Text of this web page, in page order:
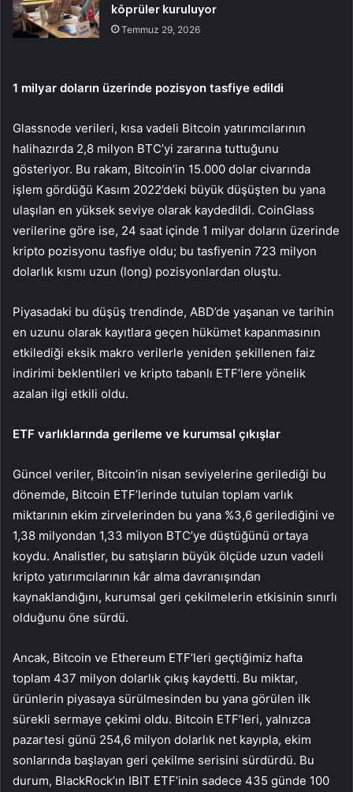
köprüler kuruluyor
Temmuz 29, 2026
1 milyar doların üzerinde pozisyon tasfiye edildi
Glassnode verileri, kısa vadeli Bitcoin yatırımcılarının
halihazırda 2,8 milyon BTC’yi zararına tuttuğunu
gösteriyor. Bu rakam, Bitcoin’in 15.000 dolar civarında
işlem gördüğü Kasım 2022’deki büyük düşüşten bu yana
ulaşılan en yüksek seviye olarak kaydedildi. CoinGlass
verilerine göre ise, 24 saat içinde 1 milyar doların üzerinde
kripto pozisyonu tasfiye oldu; bu tasfiyenin 723 milyon
dolarlık kısmı uzun (long) pozisyonlardan oluştu.
Piyasadaki bu düşüş trendinde, ABD’de yaşanan ve tarihin
en uzunu olarak kayıtlara geçen hükümet kapanmasının
etkilediği eksik makro verilerle yeniden şekillenen faiz
indirimi beklentileri ve kripto tabanlı ETF’lere yönelik
azalan ilgi etkili oldu.
ETF varlıklarında gerileme ve kurumsal çıkışlar
Güncel veriler, Bitcoin’in nisan seviyelerine gerilediği bu
dönemde, Bitcoin ETF’lerinde tutulan toplam varlık
miktarının ekim zirvelerinden bu yana %3,6 gerilediğini ve
1,38 milyondan 1,33 milyon BTC’ye düştüğünü ortaya
koydu. Analistler, bu satışların büyük ölçüde uzun vadeli
kripto yatırımcılarının kâr alma davranışından
kaynaklandığını, kurumsal geri çekilmelerin etkisinin sınırlı
olduğunu öne sürdü.
Ancak, Bitcoin ve Ethereum ETF’leri geçtiğimiz hafta
toplam 437 milyon dolarlık çıkış kaydetti. Bu miktar,
ürünlerin piyasaya sürülmesinden bu yana görülen ilk
sürekli sermaye çekimi oldu. Bitcoin ETF’leri, yalnızca
pazartesi günü 254,6 milyon dolarlık net kayıpla, ekim
sonlarında başlayan geri çekilme serisini sürdürdü. Bu
durum, BlackRock’ın IBIT ETF’inin sadece 435 günde 100